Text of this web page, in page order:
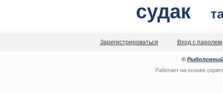
судак
Зарегистрироваться Вход с паролем
© Рыболовный
Работает на основе